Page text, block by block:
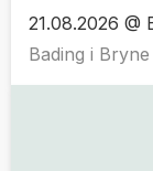
21.08.2026 @
Bading i Bryne